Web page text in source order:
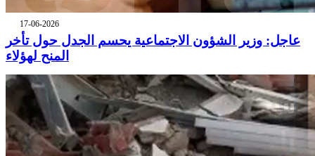
17-06-2026
عاجل: وزير الشؤون الاجتماعية يحسم الجدل حول تأخر
المنح لهؤلاء